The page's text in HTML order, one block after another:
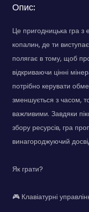
Опис:
Це пригодницька гра з
копалин, де ти
полягає в тому, щоб
відкриваючи цінні
потрібно керувати
зменшується з часом,
важливими. Завдяки
збору ресурсів, гра
винагороджуючий
Як грати?
🎮 Клавіатурні